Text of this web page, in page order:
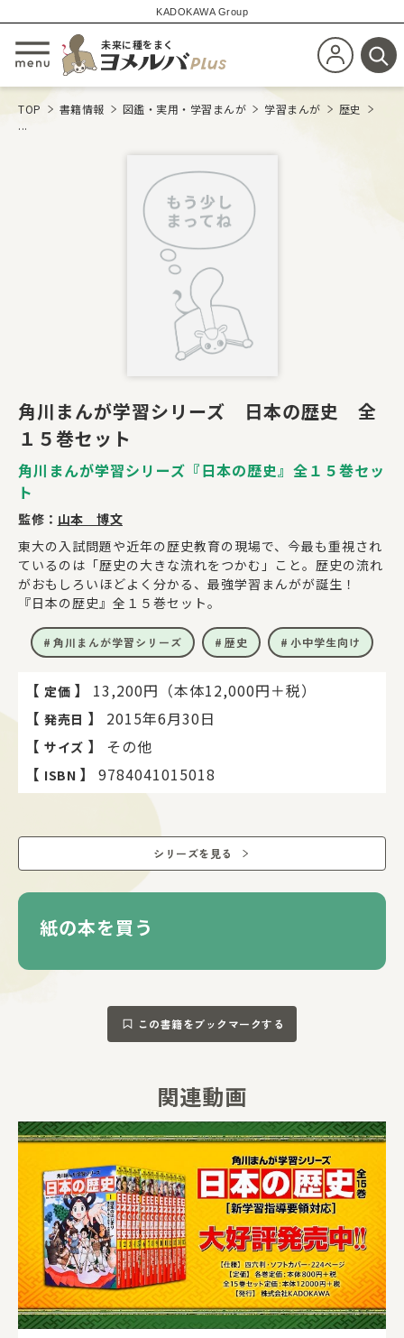
KADOKAWA Group
メニューを開閉する
未来に種をまく
新規会員登
検
TOP 書籍情報 図鑑・実用・学習まんが 学習まんが
歴史
...
角川まんが学習シリーズ 日本の歴史 全
１５巻セット
角川まんが学習シリーズ『日本の歴史』全１５巻セッ
ト
監修： 山本 博文
東大の入試問題や近年の歴史教育の現場で、今最も重視され
ているのは「歴史の大きな流れをつかむ」こと。歴史の流れ
がおもしろいほどよく分かる、最強学習まんがが誕生！
『日本の歴史』全１５巻セット。
角川まんが学習シリーズ 歴史 小中学生向け
【 定価 】
13,200円（本体12,000円＋税）
【 発売日 】
2015年6月30日
【 サイズ 】
その他
【 ISBN 】 9784041015018
シリーズを見る
紙の本を買う
この書籍をブックマークする
関連動画